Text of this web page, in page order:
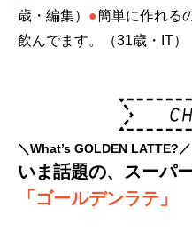
歳・編集） ●簡単に作れる
飲んでます。（31歳・IT）
＼What’s GOLDEN LATTE?／
いま話題の、スーパ
「ゴールデンラテ」